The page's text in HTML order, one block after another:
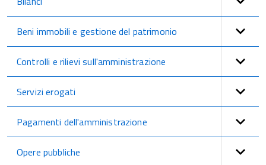
Beni immobili e gestione del patrimonio
Controlli e rilievi sull'amministrazione
Servizi erogati
Pagamenti dell'amministrazione
Opere pubbliche